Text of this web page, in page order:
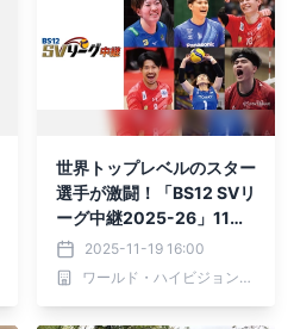
世界トップレベルのスター
選手が激闘！「BS12 SVリ
ーグ中継2025-26」11月
21日（金)「SAGA久光 v
s. 東レ滋賀」
2025-11-19 16:00
ワールド・ハイビジョン・チャンネル株式会社